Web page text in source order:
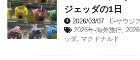
ジェッダの1日
2026/03/07 -サウジ
2026年-海外旅行,
ッダ, マクドナルド